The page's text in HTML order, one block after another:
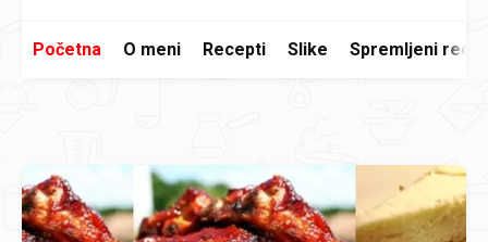
Početna O meni Recepti Slike Spremljeni